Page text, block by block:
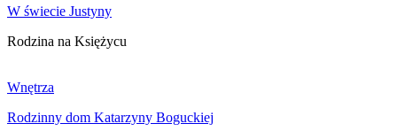
W świecie Justyny
Rodzina na Księżycu
Wnętrza
Rodzinny dom Katarzyny Boguckiej